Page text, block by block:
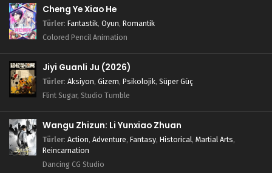
Cheng Ye Xiao He
Türler: Fantastik, Oyun, Romantik
Colored Pencil Animation
Jiyi Guanli Ju (2026)
Türler: Aksiyon, Gizem, Psikolojik, Süper Güç
Flint Sugar, Studio Tumble
Wangu Zhizun: Li Yunxiao Zhuan
Türler: Action, Adventure, Fantasy, Historical, Martial Arts,
Reincarnation
Dancing CG Studio